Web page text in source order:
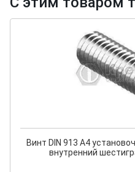
Винт DIN 913 A4
внутренний